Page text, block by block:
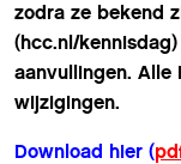
zodra ze bekend
(hcc.nl/
aanvullingen. Alle
wijzigingen.
Download hier (